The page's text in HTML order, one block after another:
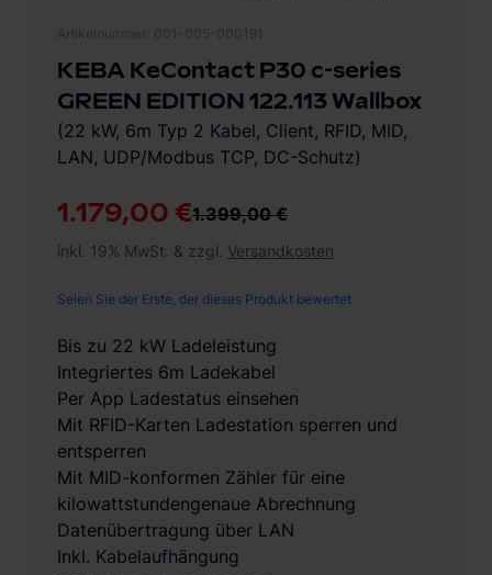
1.179,00 €1.399,00 €
inkl. 19% MwSt. & zzgl. Versandkosten
Seien Sie der Erste, der dieses Produkt bewertet
Bis zu 22 kW Ladeleistung
Integriertes 6m Ladekabel
Per App Ladestatus einsehen
Mit RFID-Karten Ladestation sperren und
entsperren
Mit MID-konformen Zähler für eine
kilowattstundengenaue Abrechnung
Datenübertragung über LAN
Inkl. Kabelaufhängung
KEBA KeContact P30 c-series
GREEN EDITION 122.113 Wallbox
(22 kW, 6m Typ 2 Kabel, Client, RFID, MID,
LAN, UDP/Modbus TCP, DC-Schutz)